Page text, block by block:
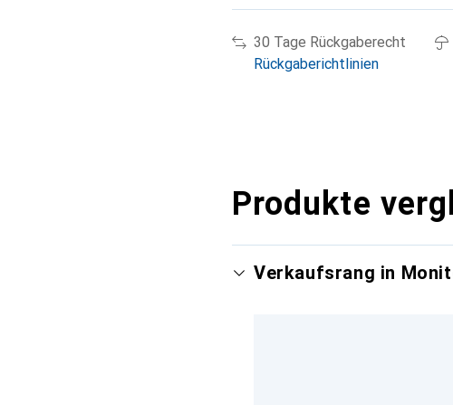
30 Tage Rückgaberecht
Rückgaberichtlinien
Produkte
Verkaufsrang in